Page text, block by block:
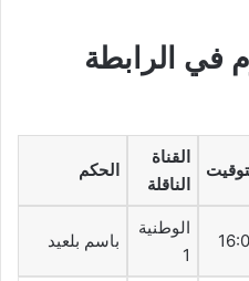
في الرابطة
القناة
الناقلة
الحكم
الوطنية
1
باسم بلعيد